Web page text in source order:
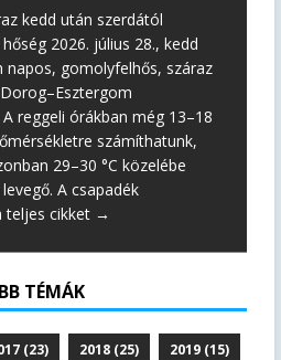
kedd után szerdától
2026. július 28., kedd
napos, gomolyfelhős, száraz
reggeli órákban még 13–18
számíthatunk,
29–30 °C közelébe
A csapadék
teljes cikket →
TÉMÁK
(23) 2018(25) 2019(15)